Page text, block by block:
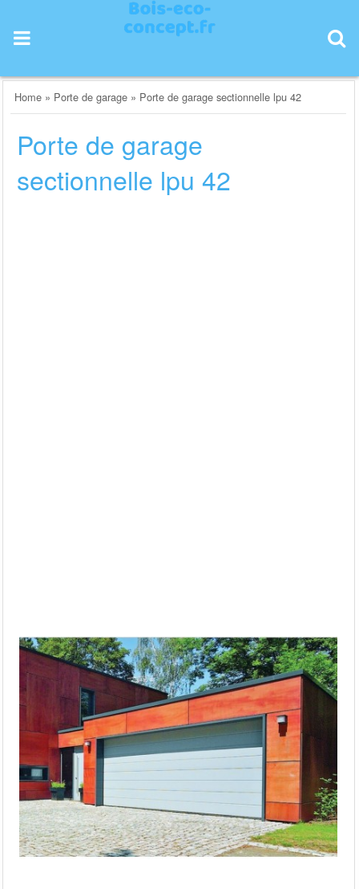
content
Home » Porte de garage » Porte de garage sectionnelle lpu 42
Porte de garage
sectionnelle lpu 42